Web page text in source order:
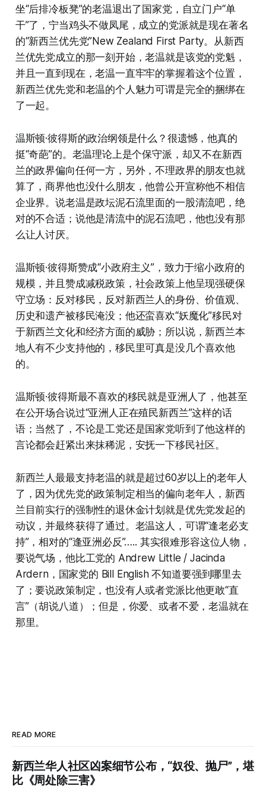
坐“后排冷板凳”的老温退出了国家党，自立门户“单
干”了，宁当鸡头不做凤尾，成立的党派就是现在著名
的“新西兰优先党”New Zealand First Party。从新西
兰优先党成立的那一刻开始，老温就是该党的党魁，
并且一直到现在，老温一直牢牢的掌握着这个位置，
新西兰优先党和老温的个人魅力可谓是完全的捆绑在
了一起。
温斯顿·彼得斯的政治纲领是什么？很遗憾，他真的
挺“奇葩”的。老温理论上是个保守派，却又不在新西
兰的政界偏向任何一方，另外，不理政界的朋友也就
算了，商界他也没什么朋友，他曾公开宣称他不相信
企业界。说老温是政坛泥石流里面的一股清流吧，绝
对的不合适；说他是清流中的泥石流吧，他也没有那
么让人讨厌。
温斯顿·彼得斯赞成“小政府主义”，致力于缩小政府的
规模，并且赞成减税政策，社会政策上他呈现强硬保
守立场：反对移民，反对新西兰人的身份、价值观、
历史和遗产被移民淹没；他还蛮喜欢“妖魔化”移民对
于新西兰文化和经济方面的威胁；所以说，新西兰本
地人有不少支持他的，移民里可真是没几个喜欢他
的。
温斯顿·彼得斯最不喜欢的移民就是亚洲人了，他甚至
在公开场合说过“亚洲人正在殖民新西兰”这样的话
语；当然了，不论是工党还是国家党听到了他这样的
言论都会赶紧出来抹稀泥，安抚一下移民社区。
新西兰人最最支持老温的就是超过60岁以上的老年人
了，因为优先党的政策制定相当的偏向老年人，新西
兰目前实行的强制性的退休金计划就是优先党发起的
动议，并最终获得了通过。老温这人，可谓“逢老必支
持”，相对的“逢亚洲必反”….. 其实很难形容这位人物，
要说气场，他比工党的 Andrew Little / Jacinda
Ardern，国家党的 Bill English 不知道要强到哪里去
了；要说政策制定，也没有人或者党派比他更敢“直
言”（胡说八道）；但是，你爱、或者不爱，老温就在
那里。
READ MORE
新西兰华人社区凶案细节公布，“奴役、抛尸”，堪
比《周处除三害》